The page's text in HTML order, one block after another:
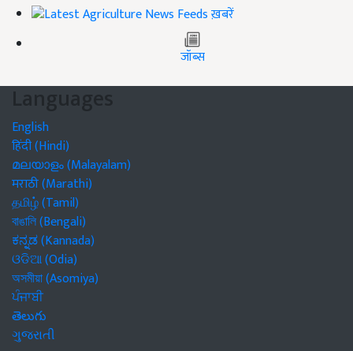
ख़बरें
जॉब्स
Languages
English
हिंदी (Hindi)
മലയാളം (Malayalam)
मराठी (Marathi)
தமிழ் (Tamil)
বাঙালি (Bengali)
ಕನ್ನಡ (Kannada)
ଓଡିଆ (Odia)
অসমীয়া (Asomiya)
ਪੰਜਾਬੀ
తెలుగు
ગુજરાતી